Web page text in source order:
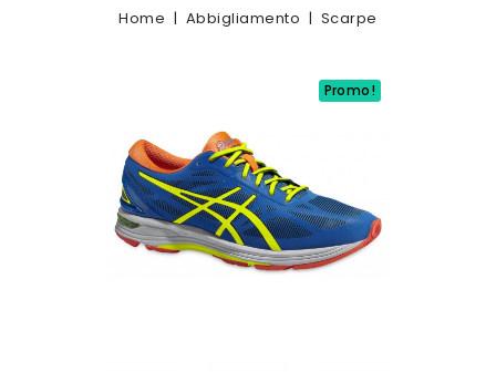
Home Abbigliamento Scarpe
Promo!